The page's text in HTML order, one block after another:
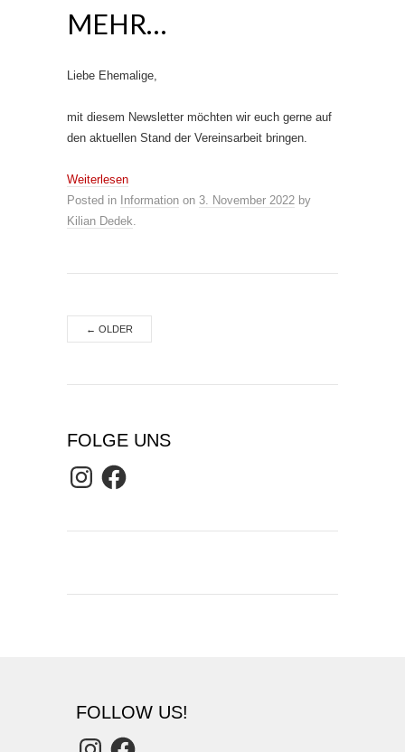
MEHR…
Liebe Ehemalige,
mit diesem Newsletter möchten wir euch gerne auf
den aktuellen Stand der Vereinsarbeit bringen.
Weiterlesen
Posted in Information on 3. November 2022 by
Kilian Dedek.
← OLDER
FOLGE UNS
InstagramFacebook
FOLLOW US!
InstagramFacebook